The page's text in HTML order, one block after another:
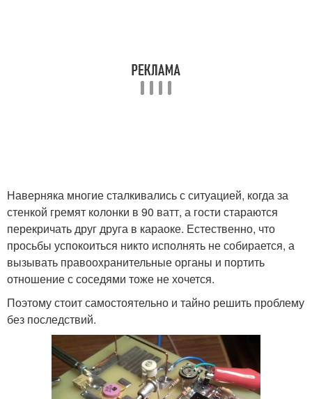
Наверняка многие сталкивались с ситуацией, когда за
стенкой гремят колонки в 90 ватт, а гости стараются
перекричать друг друга в караоке. Естественно, что
просьбы успокоиться никто исполнять не собирается, а
вызывать правоохранительные органы и портить
отношение с соседями тоже не хочется.
Поэтому стоит самостоятельно и тайно решить проблему
без последствий.